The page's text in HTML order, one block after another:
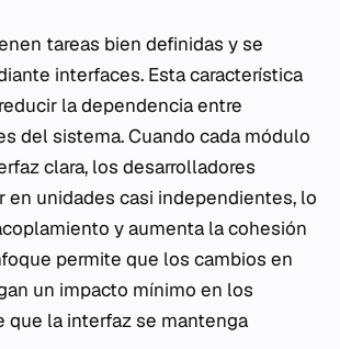
tareas bien definidas y se
interfaces. Esta característica
la dependencia entre
del sistema. Cuando cada módulo
clara, los desarrolladores
en unidades casi independientes, lo
y aumenta la cohesión
permite que los cambios en
un impacto mínimo en los
que la interfaz se mantenga